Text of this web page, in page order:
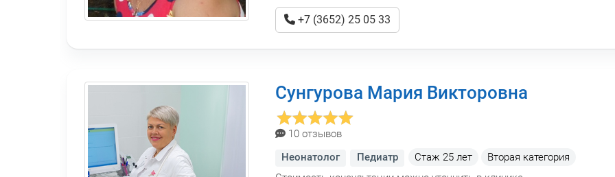
+7 (3652) 25 05 33
Сунгурова Мария Викторовна
10 отзывов
Неонатолог
Педиатр Стаж 25 лет
Вторая категория